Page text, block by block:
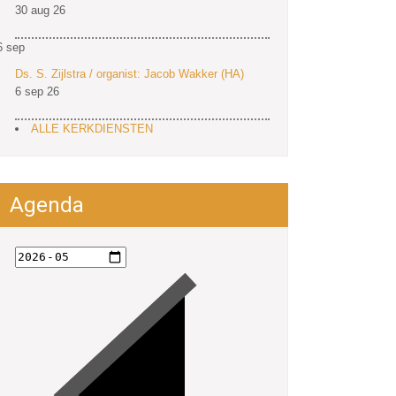
30 aug 26
sep
Ds. S. Zijlstra / organist: Jacob Wakker (HA)
6 sep 26
ALLE KERKDIENSTEN
Agenda